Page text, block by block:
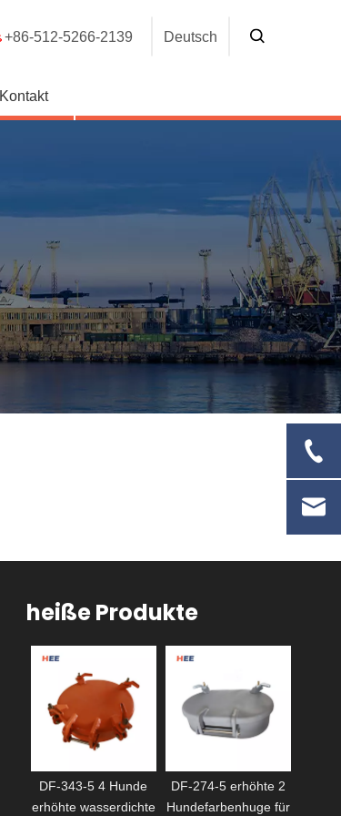
+86-512-5266-2139 Deutsch
Kontakt
heiße Produkte
DF-343-5 4 Hunde
erhöhte wasserdichte
DF-274-5 erhöhte 2
Hundefarbenhuge für